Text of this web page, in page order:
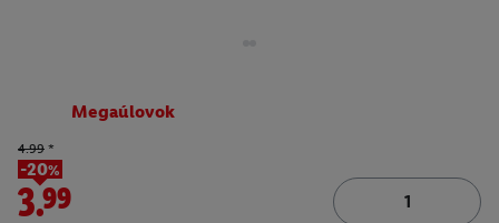
Megaúlovok
4.99 *
-20%
3.99